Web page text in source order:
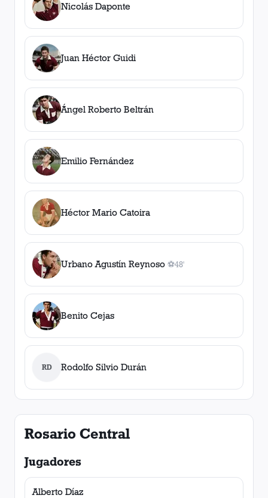
Nicolás Daponte
Juan Héctor Guidi
Ángel Roberto Beltrán
Emilio Fernández
Héctor Mario Catoira
Urbano Agustín Reynoso ⚽
1gol
48'
Benito Cejas
RD Rodolfo Silvio Durán
Rosario Central
Jugadores
Alberto Díaz